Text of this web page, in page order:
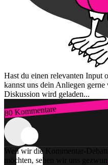
Hast du einen relevanten Input
kannst uns dein Anliegen
Diskussion wird geladen...
80 Kommentare
Zum Login
Weil wir die Kommentar-
möchten, sehen wir uns